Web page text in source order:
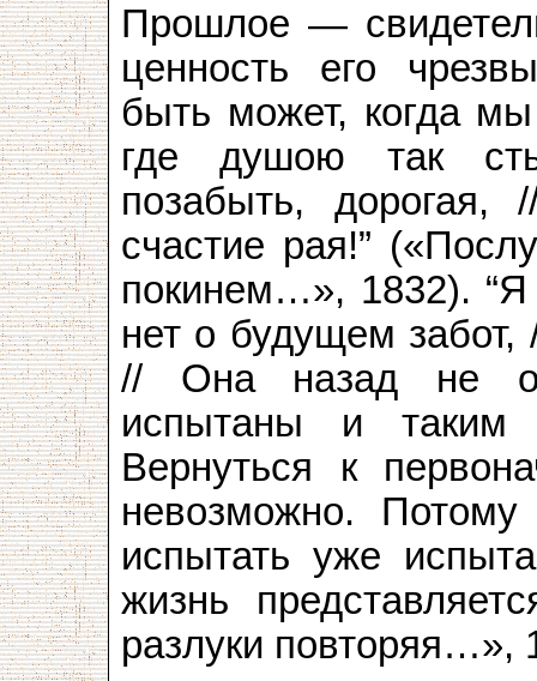
Прошлое —
ценность его
быть может, когда
где душою так
позабыть, дорогая,
счастие рая!”
покинем…», 1832).
нет о будущем
// Она назад не
испытаны и таким
Вернуться к
невозможно.
испытать уже
жизнь
разлуки повторяя…»,